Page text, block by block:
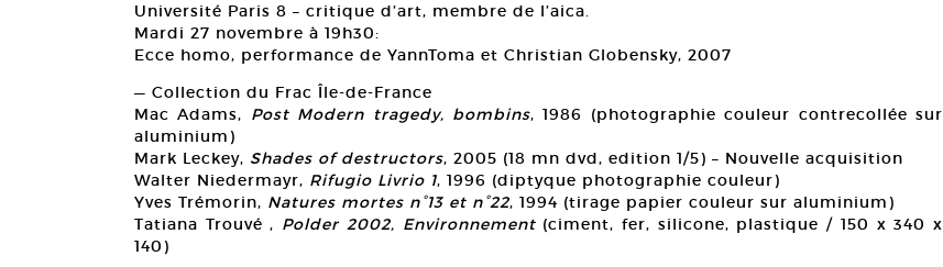
Université Paris 8 – critique d’art, membre de l’aica.
Mardi 27 novembre à 19h30:
Ecce homo, performance de YannToma et Christian Globensky, 2007
— Collection du Frac Île-de-France
Mac Adams, Post Modern tragedy, bombins, 1986 (photographie couleur contrecollée sur
aluminium)
Mark Leckey, Shades of destructors, 2005 (18 mn dvd, edition 1/5) – Nouvelle acquisition
Walter Niedermayr, Rifugio Livrio 1, 1996 (diptyque photographie couleur)
Yves Trémorin, Natures mortes n°13 et n°22, 1994 (tirage papier couleur sur aluminium)
Tatiana Trouvé , Polder 2002, Environnement(ciment, fer, silicone, plastique / 150 x 340 x
140)